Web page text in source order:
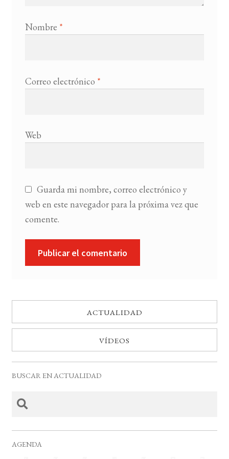
Nombre *
Correo electrónico *
Web
Guarda mi nombre, correo electrónico y
web en este navegador para la próxima vez que
comente.
ACTUALIDAD
VÍDEOS
BUSCAR EN ACTUALIDAD
AGENDA